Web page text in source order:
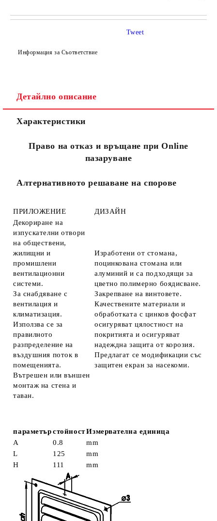
САМО ПОПЪЛНЕТЕ 4 ПОЛЕТА
Съгласен съм сПолитиката за лични данни
Ние ще се свържем с вас в рамките на работния ден.
Информация за Съответствие
Tweet
Детайлно описание
Характеристики
Право на отказ и връщане при Online
пазаруване
Алтернативното решаване на спорове
ПРИЛОЖЕНИЕ
ДИЗАЙН
Декориране на
изпускателни отвори
на обществени,
жилищни и
промишлени
вентилационни
системи.
За снабдяване с
вентилация и
климатизация.
Използва се за
правилното
разпределение на
въздушния поток в
помещенията.
Вътрешен или външен
монтаж на стена и
таван.
Изработени от стомана,
поцинкована стомана или
алуминий и са подходящи за
цветно полимерно боядисване.
Закрепване на винтовете.
Качествените материали и
обработката с цинков фосфат
осигуряват цялостност на
покритията и осигуряват
надеждна защита от корозия.
Предлагат се модификации със
защитен екран за насекоми.
параметър стойностИзмервателна единица
А
0.8
mm
L
125
mm
H
111 mm